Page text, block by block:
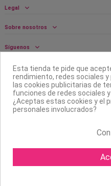
Legal
Sobre nosotros
Síguenos
Boletín
Esta tienda te pide que
rendimiento, redes sociales
las cookies publicitarias de
funciones de redes sociales
¿Aceptas estas cookies y el
personales involucrados?